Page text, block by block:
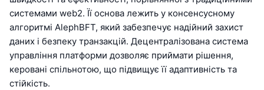
системами web2. Її основа лежить у консенсусному
алгоритмі AlephBFT, який забезпечує надійний захист
даних і безпеку транзакцій. Децентралізована система
управління платформи дозволяє приймати рішення,
керовані спільнотою, що підвищує її адаптивність та
стійкість.